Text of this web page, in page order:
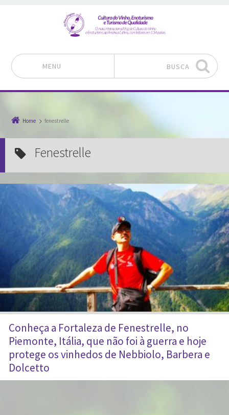
MENU BUSCA
Home fenestrelle
fenestrelle
Conheça a Fortaleza de Fenestrelle, no
Piemonte, Itália, que não foi à guerra e hoje
protege os vinhedos de Nebbiolo, Barbera e
Dolcetto